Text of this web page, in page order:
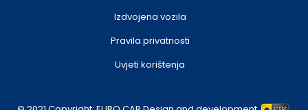
Izdvojena vozila
Pravila privatnosti
Uvjeti korištenja